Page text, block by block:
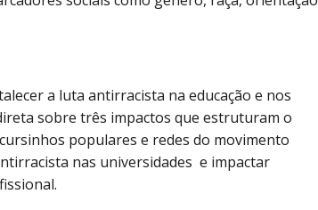
a luta antirracista na educação e nos
sobre três impactos que estruturam o
populares e redes do movimento
nas universidades e impactar